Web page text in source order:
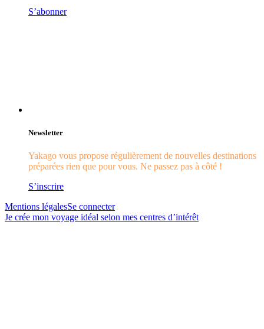
S’abonner
Newsletter
Yakago vous propose régulièrement de nouvelles destinations
préparées rien que pour vous. Ne passez pas à côté !
S’inscrire
Mentions légalesSe connecter
Je crée mon voyage idéal selon mes centres d’intérêt